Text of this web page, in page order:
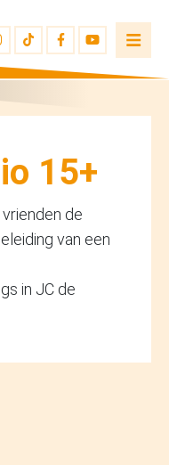
15+
de
van een
in JC de